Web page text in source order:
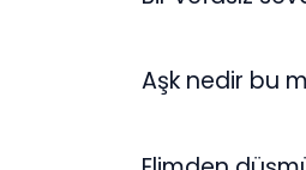
Aşk nedir bu